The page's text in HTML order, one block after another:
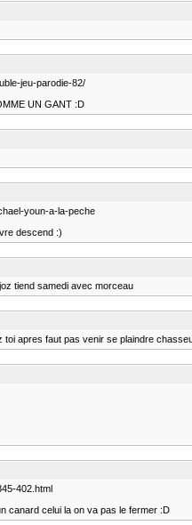
jeu-parodie-82/
UN GANT :D
youn-a-la-peche
descend :)
tiend samedi avec morceau
apres faut pas venir se plaindre
402.html
canard celui la on va pas le fermer :D